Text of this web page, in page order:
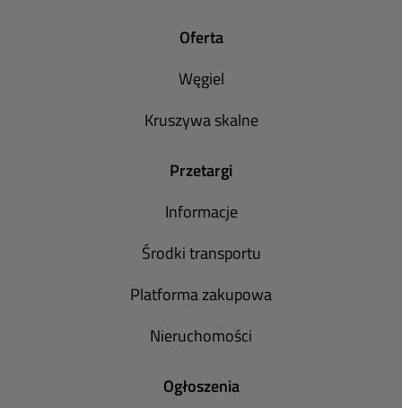
Oferta
Węgiel
Kruszywa skalne
Przetargi
Informacje
Środki transportu
Platforma zakupowa
Nieruchomości
Ogłoszenia